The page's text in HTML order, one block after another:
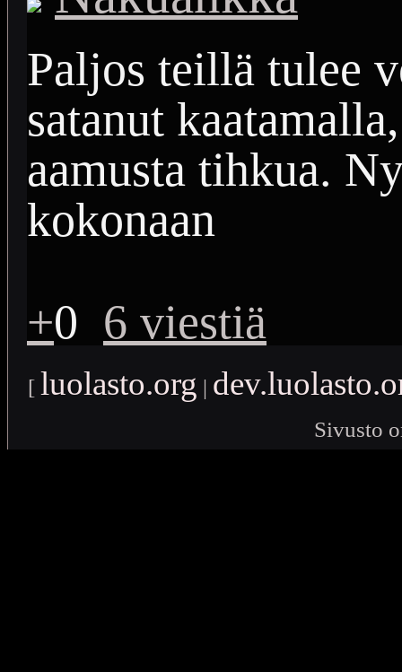
Paljos teillä tulee
satanut
aamusta tihkua.
kokonaan
+0 6 viestiä
[ luolasto.org |
Sivusto